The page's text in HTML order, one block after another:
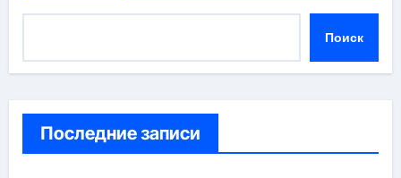
Поиск
Последние записи